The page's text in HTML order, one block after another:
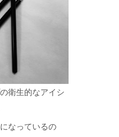
衛生的なアイシ
なっているの